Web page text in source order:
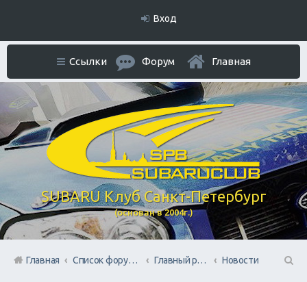
Вход
SUBARU Клуб Санкт-Петербург
(основан в 2004г.)
Ссылки Форум Главная
Главная Список форумов Главный раздел
Новости